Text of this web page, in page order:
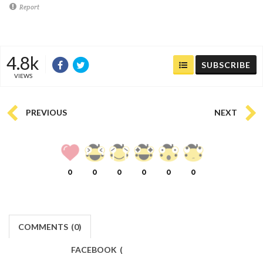
Report
4.8k
VIEWS
SUBSCRIBE
PREVIOUS NEXT
0 0 0 0 0 0
COMMENTS (0)
FACEBOOK (